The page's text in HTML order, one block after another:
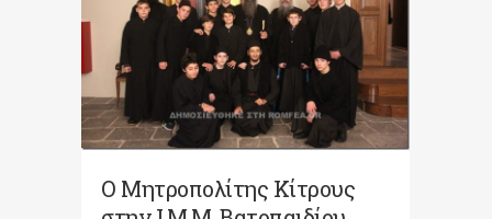
Ο Μητροπολίτης Κίτρους